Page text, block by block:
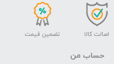
اصالت کالا تضمین قیمت
حساب من